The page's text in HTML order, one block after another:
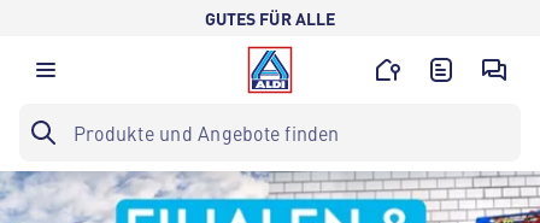
GUTES FÜR ALLE